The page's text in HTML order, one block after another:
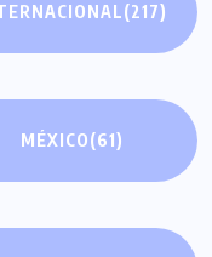
(217)
MÉXICO(61)